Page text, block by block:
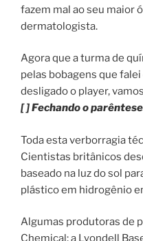
fazem mal ao seu maior
dermatologista.
Agora que a turma de
pelas bobagens que
desligado o player,
[ ] Fechando o
Toda esta verborragia
Cientistas britânicos
baseado na luz do sol
plástico em hidrogênio
Algumas produtoras de
Chemical; a Lyondell